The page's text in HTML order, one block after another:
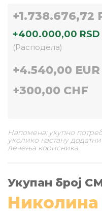
+1.738.676,72
+400.000,00 RSD
(Расподела)
+4.540,00 EUR
+300,00 CHF
Напомена: укупно
уколико настану
лечења корисника.
Укупан број
Николина